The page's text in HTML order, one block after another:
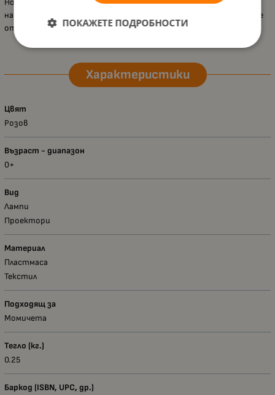
Нощната лампа Lorelli – Зайчее чудесен помощник за създаване
на спокойна и уютна атмосфера, която помага на детето да се
отпусне и да заспи по-лесно.
Характеристики
Цвят
Розов
Възраст - диапазон
0+
Вид
Лампи
Проектори
Материал
Пластмаса
Текстил
Подходящ за
Момичета
Тегло (кг.)
0.25
Баркод (ISBN, UPC, др.)
ПОКАЖЕТЕ ПОДРОБНОСТИ